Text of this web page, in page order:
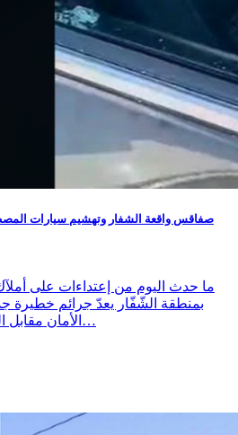
صفاقس واقعة الشفار وتهشيم سيارات
ما حدث اليوم من إعتداءات على
بمنطقة الشّفّار يعدّ جرائم خطيرة
الأمان مقابل المال" فغياب سلطة القانون…